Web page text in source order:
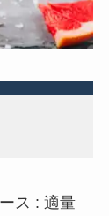
ス : 適量